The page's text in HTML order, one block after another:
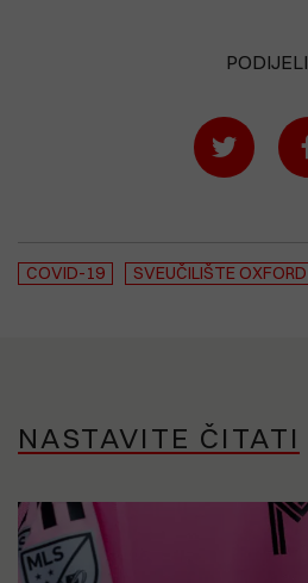
PODIJELI
COVID-19 SVEUČILIŠTE OXFORD
NASTAVITE ČITATI